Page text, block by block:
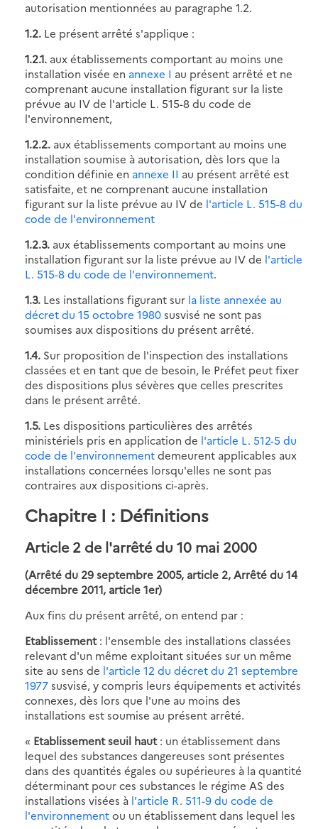
autorisation mentionnées au paragraphe 1.2.
1.2. Le présent arrêté s'applique :
1.2.1. aux établissements comportant au moins une
installation visée en annexe I au présent arrêté et ne
comprenant aucune installation figurant sur la liste
prévue au IV de l'article L. 515-8 du code de
l'environnement,
1.2.2. aux établissements comportant au moins une
installation soumise à autorisation, dès lors que la
condition définie en annexe II au présent arrêté est
satisfaite, et ne comprenant aucune installation
figurant sur la liste prévue au IV de l'article L. 515-8 du
code de l'environnement
1.2.3. aux établissements comportant au moins une
installation figurant sur la liste prévue au IV de l'article
L. 515-8 du code de l'environnement.
1.3. Les installations figurant sur la liste annexée au
décret du 15 octobre 1980susvisé ne sont pas
soumises aux dispositions du présent arrêté.
1.4. Sur proposition de l'inspection des installations
classées et en tant que de besoin, le Préfet peut fixer
des dispositions plus sévères que celles prescrites
dans le présent arrêté.
1.5. Les dispositions particulières des arrêtés
ministériels pris en application de l'article L. 512-5 du
code de l'environnementdemeurent applicables aux
installations concernées lorsqu'elles ne sont pas
contraires aux dispositions ci-après.
Chapitre I : Définitions
Article 2 de l'arrêté du 10 mai 2000
(Arrêté du 29 septembre 2005, article 2, Arrêté du 14
décembre 2011, article 1er)
Aux fins du présent arrêté, on entend par :
Etablissement: l'ensemble des installations classées
relevant d'un même exploitant situées sur un même
site au sens de l'article 12 du décret du 21 septembre
1977susvisé, y compris leurs équipements et activités
connexes, dès lors que l'une au moins des
installations est soumise au présent arrêté.
« Etablissement seuil haut: un établissement dans
lequel des substances dangereuses sont présentes
dans des quantités égales ou supérieures à la quantité
déterminant pour ces substances le régime AS des
installations visées à l'article R. 511-9 du code de
l'environnementou un établissement dans lequel les